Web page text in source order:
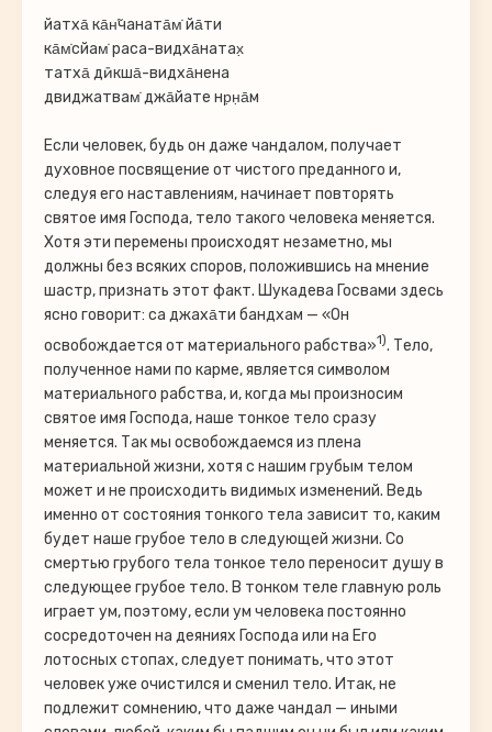
йатха̄ ка̄н̃чаната̄м̇ йа̄ти
ка̄м̇сйам̇ раса-видха̄натах̣
татха̄ дӣкша̄-видха̄нена
двиджатвам̇ джа̄йате нр̣н̣а̄м
Если человек, будь он даже чандалом, получает
духовное посвящение от чистого преданного и,
следуя его наставлениям, начинает повторять
святое имя Господа, тело такого человека меняется.
Хотя эти перемены происходят незаметно, мы
должны без всяких споров, положившись на мнение
шастр, признать этот факт. Шукадева Госвами здесь
ясно говорит: са джаха̄ти бандхам — «Он
освобождается от материального рабства»1). Тело,
полученное нами по карме, является символом
материального рабства, и, когда мы произносим
святое имя Господа, наше тонкое тело сразу
меняется. Так мы освобождаемся из плена
материальной жизни, хотя с нашим грубым телом
может и не происходить видимых изменений. Ведь
именно от состояния тонкого тела зависит то, каким
будет наше грубое тело в следующей жизни. Со
смертью грубого тела тонкое тело переносит душу в
следующее грубое тело. В тонком теле главную роль
играет ум, поэтому, если ум человека постоянно
сосредоточен на деяниях Господа или на Его
лотосных стопах, следует понимать, что этот
человек уже очистился и сменил тело. Итак, не
подлежит сомнению, что даже чандал — иными